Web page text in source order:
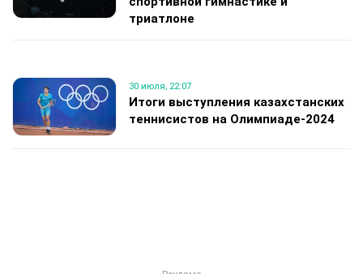
триатлоне
30 июля, 22:07
Итоги выступления казахстанских
теннисистов на Олимпиаде-2024